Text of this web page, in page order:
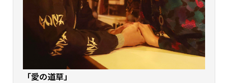
「愛の道草」